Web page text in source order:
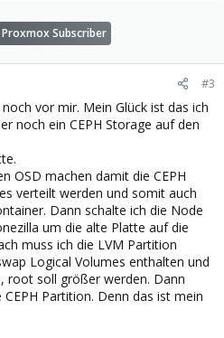
Proxmox Subscriber
#3
vor mir. Mein Glück ist das ich
noch ein CEPH Storage auf den
OSD machen damit die CEPH
verteilt werden und somit auch
Dann schalte ich die Node
um die alte Platte auf die
muss ich die LVM Partition
Logical Volumes enthalten und
root soll größer werden. Dann
Partition. Denn das ist mein